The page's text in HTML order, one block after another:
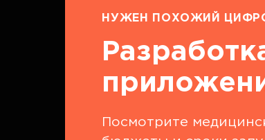
НУЖЕН ПОХОЖИЙ
Посмотрите